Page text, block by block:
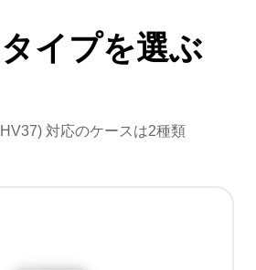
イプを選ぶ
対応のケースは2種類